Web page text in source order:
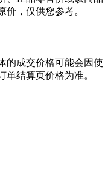
价，仅供您参考。
的成交价格可能会因使
单结算页价格为准。